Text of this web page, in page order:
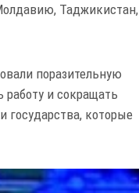
Таджикистан,
поразительную
работу и сокращать
государства, которые